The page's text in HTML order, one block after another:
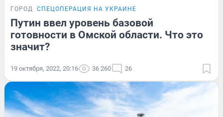
ГОРОД СПЕЦОПЕРАЦИЯ НА УКРАИНЕ
Путин ввел уровень базовой
готовности в Омской области. Что это
значит?
19 октября, 2022, 20:16 36 260 26